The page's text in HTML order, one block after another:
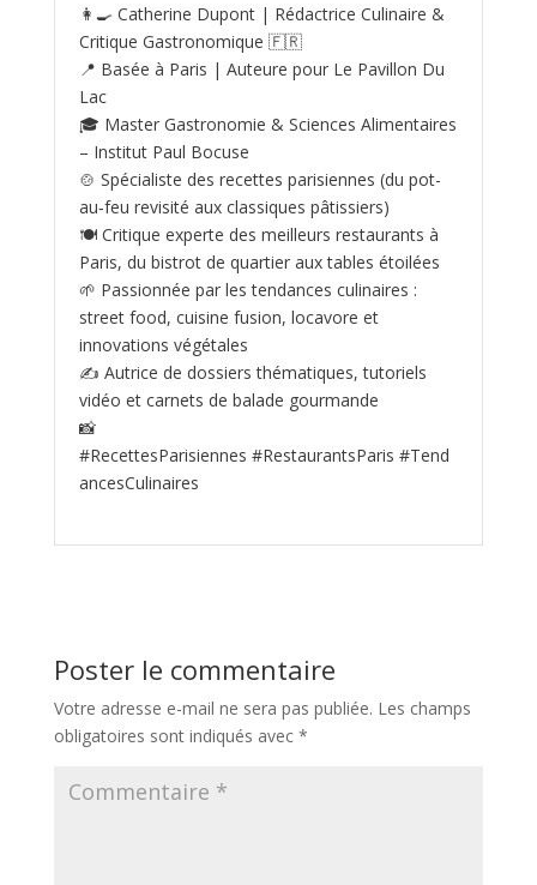
👩‍🍳 Catherine Dupont | Rédactrice Culinaire &
Critique Gastronomique 🇫🇷
📍 Basée à Paris | Auteure pour Le Pavillon Du
Lac
🎓 Master Gastronomie & Sciences Alimentaires
– Institut Paul Bocuse
🍲 Spécialiste des recettes parisiennes (du pot-
au‑feu revisité aux classiques pâtissiers)
🍽️ Critique experte des meilleurs restaurants à
Paris, du bistrot de quartier aux tables étoilées
🌱 Passionnée par les tendances culinaires :
street food, cuisine fusion, locavore et
innovations végétales
✍️ Autrice de dossiers thématiques, tutoriels
vidéo et carnets de balade gourmande
📸
#RecettesParisiennes #RestaurantsParis #Tend
ancesCulinaires
Poster le commentaire
Votre adresse e-mail ne sera pas publiée. Les champs
obligatoires sont indiqués avec *